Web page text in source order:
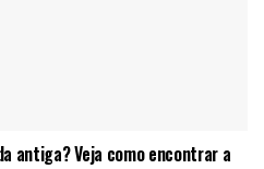
antiga? Veja como encontrar a